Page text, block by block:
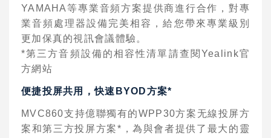
YAMAHA 等專業⾳頻⽅案提供商進⾏合作，對專
業⾳頻處理器設備完美相容，給您帶來專業級別
更加保真的視訊會議體驗。
*第三⽅⾳頻設備的相容性清單請查閱 Yealink官
⽅網 站
便捷投屏共用，快速 BYOD⽅案*
MVC860⽀持億聯獨有的WPP30⽅案 ⽆線投屏⽅
案和第三⽅投屏⽅案* ，為與會者提供了最⼤ 的靈